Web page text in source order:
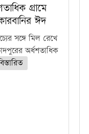
গ্রামে
ঈদ
সঙ্গে মিল রেখে
অর্ধশতাধিক